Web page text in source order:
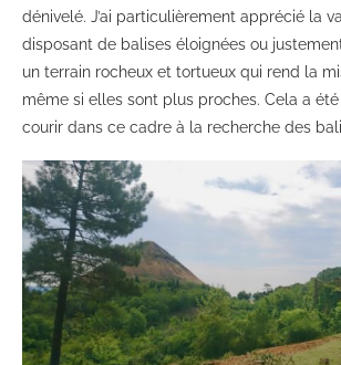
dénivelé. J’ai particulièrement apprécié la
disposant de balises éloignées ou
un terrain rocheux et tortueux qui rend la
même si elles sont plus proches. Cela a
courir dans ce cadre à la recherche des